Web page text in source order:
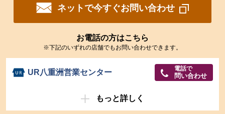
ネットで今すぐお問い合わせ
お電話の方はこちら
※下記のいずれの店舗でもお問い合わせできます。
UR八重洲営業センター 電話で
問い合わせ
もっと詳しく